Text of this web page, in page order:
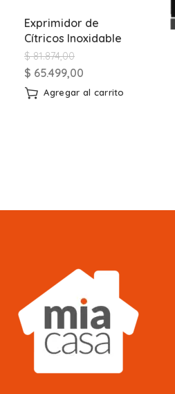
Exprimidor de
Cítricos Inoxidable
$81.874,00
$ 65.499,00
Agregar al carrito